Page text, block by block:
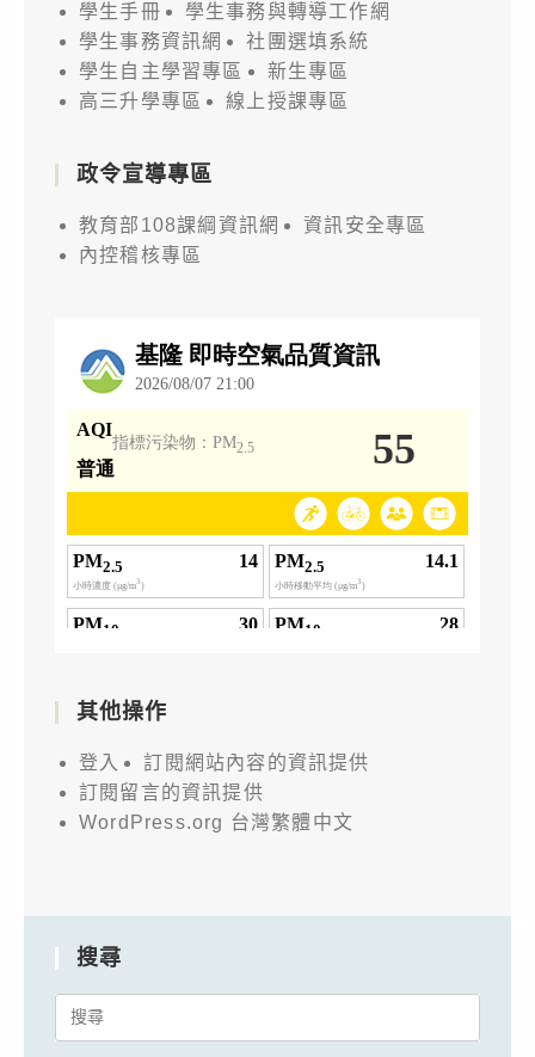
學生手冊
學生事務與轉導工作網
學生事務資訊網
社團選填系統
學生自主學習專區
新生專區
高三升學專區
線上授課專區
政令宣導專區
教育部108課綱資訊網
資訊安全專區
內控稽核專區
其他操作
登入
訂閱網站內容的資訊提供
訂閱留言的資訊提供
WordPress.org 台灣繁體中文
搜尋
Search